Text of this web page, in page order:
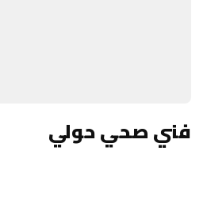
فني صحي حولي